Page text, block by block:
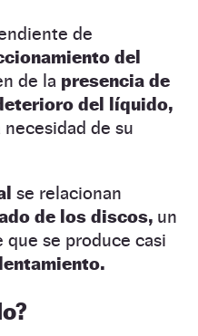
de
del
de la presencia de
del líquido,
de su
se relacionan
de los discos, un
se produce casi